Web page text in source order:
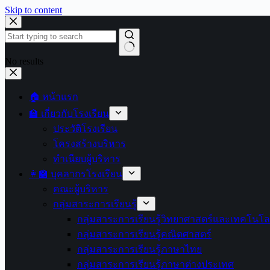
Skip to content
No results
🏠 หน้าแรก
🏫 เกี่ยวกับโรงเรียน
ประวัติโรงเรียน
โครงสร้างบริหาร
ทำเนียบผู้บริหาร
👩‍🏫 บุคลากรโรงเรียน
คณะผู้บริหาร
กลุ่มสาระการเรียนรู้
กลุ่มสาระการเรียนรู้วิทยาศาสตร์และเทคโนโ
กลุ่มสาระการเรียนรู้คณิตศาสตร์
กลุ่มสาระการเรียนรู้ภาษาไทย
กลุ่มสาระการเรียนรู้ภาษาต่างประเทศ